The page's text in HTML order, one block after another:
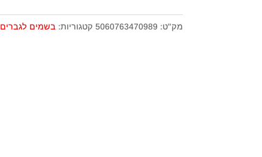
מק"ט: 5060763470989 קטגוריות: בשמים לגברים